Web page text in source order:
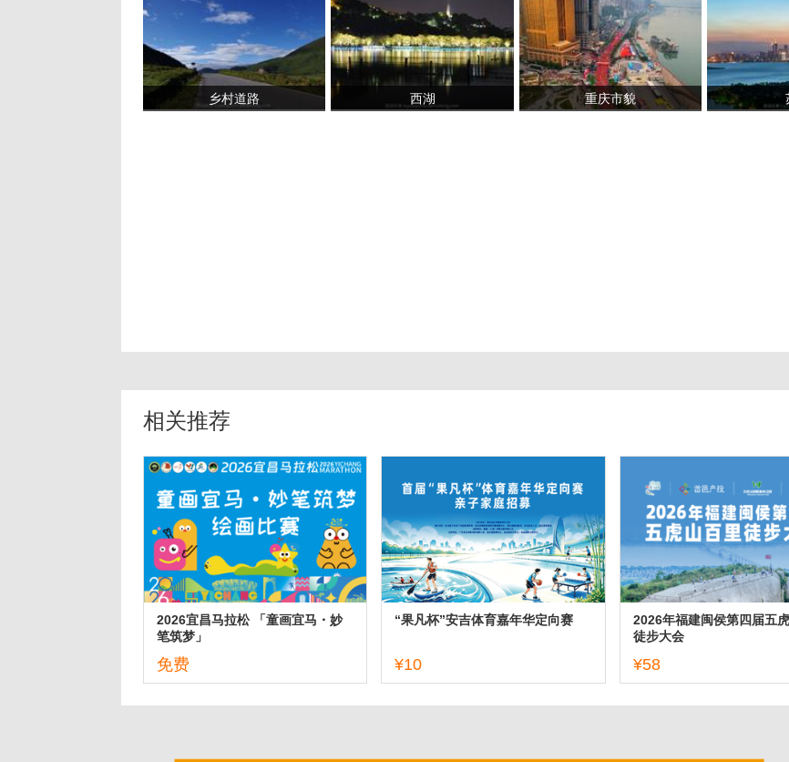
乡村道路 西湖 重庆市貌
相关推荐
2026宜昌马拉松 「童画宜马・妙
笔筑梦」
免费
“果凡杯”安吉体育嘉年华定向赛
¥10
2026年福建闽侯第四届五
徒步大会
¥58